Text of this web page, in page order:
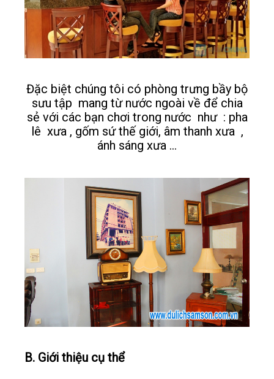
Đặc biệt chúng tôi có phòng trưng bầy bộ
sưu tập mang từ nước ngoài về để chia
sẻ với các bạn chơi trong nước như : pha
lê xưa , gốm sứ thế giới, âm thanh xưa ,
ánh sáng xưa …
B. Giới thiệu cụ thể